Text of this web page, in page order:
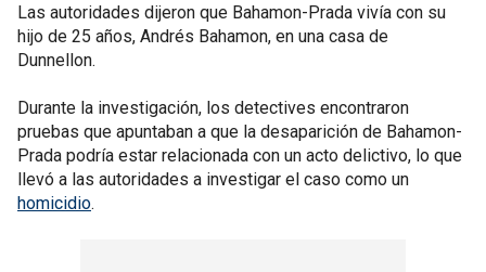
Las autoridades dijeron que Bahamon-Prada vivía con su
hijo de 25 años, Andrés Bahamon, en una casa de
Dunnellon.
Durante la investigación, los detectives encontraron
pruebas que apuntaban a que la desaparición de Bahamon-
Prada podría estar relacionada con un acto delictivo, lo que
llevó a las autoridades a investigar el caso como un
homicidio.